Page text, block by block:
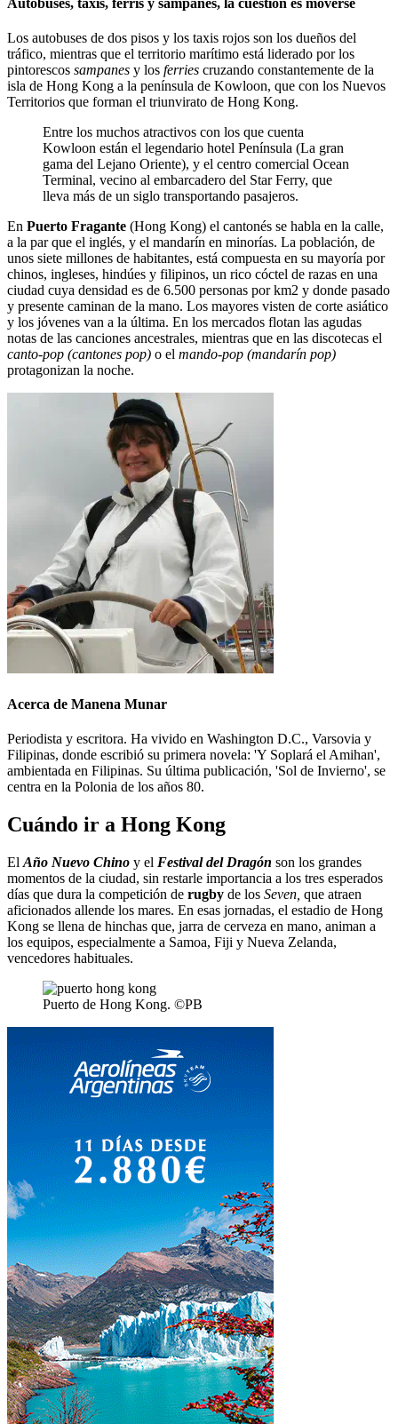
Autobuses, taxis, ferris y sampanes, la cuestión es moverse
Los autobuses de dos pisos y los taxis rojos son los dueños del
tráfico, mientras que el territorio marítimo está liderado por los
pintorescos sampanes y los ferries cruzando constantemente de la
isla de Hong Kong a la península de Kowloon, que con los Nuevos
Territorios que forman el triunvirato de Hong Kong.
Entre los muchos atractivos con los que cuenta
Kowloon están el legendario hotel Península (La gran
gama del Lejano Oriente), y el centro comercial Ocean
Terminal, vecino al embarcadero del Star Ferry, que
lleva más de un siglo transportando pasajeros.
En Puerto Fragante (Hong Kong) el cantonés se habla en la calle,
a la par que el inglés, y el mandarín en minorías. La población, de
unos siete millones de habitantes, está compuesta en su mayoría por
chinos, ingleses, hindúes y filipinos, un rico cóctel de razas en una
ciudad cuya densidad es de 6.500 personas por km2 y donde pasado
y presente caminan de la mano. Los mayores visten de corte asiático
y los jóvenes van a la última. En los mercados flotan las agudas
notas de las canciones ancestrales, mientras que en las discotecas el
canto-pop (cantones pop) o el mando-pop (mandarín pop)
protagonizan la noche.
Acerca de Manena Munar
Periodista y escritora. Ha vivido en Washington D.C., Varsovia y
Filipinas, donde escribió su primera novela: 'Y Soplará el Amihan',
ambientada en Filipinas. Su última publicación, 'Sol de Invierno', se
centra en la Polonia de los años 80.
Cuándo ir a Hong Kong
El Año Nuevo Chino y el Festival del Dragón son los grandes
momentos de la ciudad, sin restarle importancia a los tres esperados
días que dura la competición de rugby de los Seven, que atraen
aficionados allende los mares. En esas jornadas, el estadio de Hong
Kong se llena de hinchas que, jarra de cerveza en mano, animan a
los equipos, especialmente a Samoa, Fiji y Nueva Zelanda,
vencedores habituales.
Puerto de Hong Kong. ©PB